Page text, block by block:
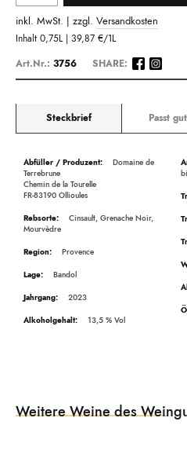
inkl. MwSt. | zzgl. Versandkosten
Inhalt 0,75L | 39,87 €/1L
Art.Nr.: 3756 SHARE:
Steckbrief Passt
Beschreibung
Terrebrune
Chemin de la Tourelle
FR-83190 Ollioules
Mourvèdre
Provence
Bandol
2023
13,5
Weitere Weine des